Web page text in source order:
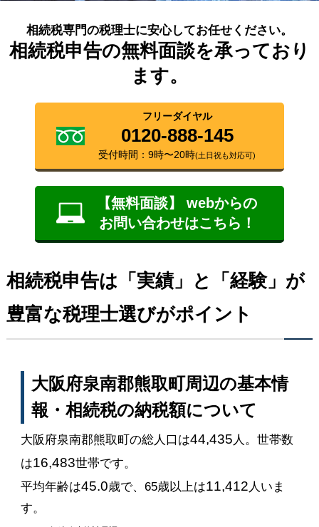
相続税専門の税理士に安心してお任せください。
相続税申告の無料面談を承っており
ます。
フリーダイヤル
0120-888-145
受付時間：9時〜20時(土日祝も対応可)
【無料面談】 webからの
お問い合わせはこちら！
相続税申告は「実績」と「経験」が
豊富な税理士選びがポイント
大阪府泉南郡熊取町周辺の基本情
報・相続税の納税額について
大阪府泉南郡熊取町の総人口は44,435 人。世帯数
は16,483世帯です。
平均年齢は45.0歳で、65歳以上は11,412 人いま
す。